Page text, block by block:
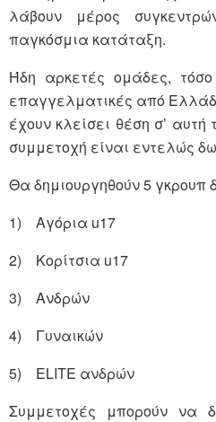
λάβουν μέρος
παγκόσμια κατάταξη.
Ήδη αρκετές ομάδες, τόσο
επαγγελματικές από
έχουν κλείσει θέση σ’
συμμετοχή είναι εντελώς
Θα δημιουργηθούν 5 γκρουπ
1) Αγόρια u17
2) Κορίτσια u17
3) Ανδρών
4) Γυναικών
5) ELITE ανδρών
Συμμετοχές μπορούν να